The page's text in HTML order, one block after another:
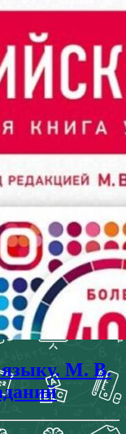
языку. М. В.